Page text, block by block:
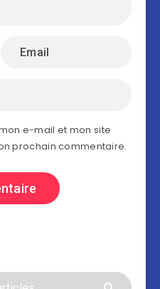
e-mail et mon site
prochain commentaire.